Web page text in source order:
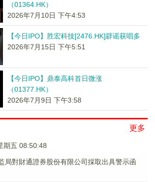
（01364.HK）
2026年7月10日 下午4:53
【今日IPO】胜宏科技[2476.HK]辟谣获唱多
2026年7月15日 下午5:51
【今日IPO】鼎泰高科首日微涨
（01377.HK）
2026年7月9日 下午3:58
更多
期五 08:50:48
局對財通證券股份有限公司採取出具警示函